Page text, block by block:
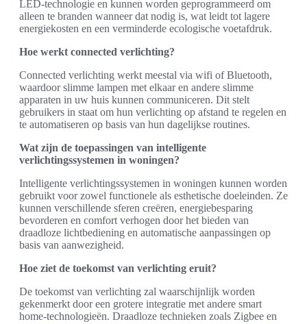
LED-technologie en kunnen worden geprogrammeerd om
alleen te branden wanneer dat nodig is, wat leidt tot lagere
energiekosten en een verminderde ecologische voetafdruk.
Hoe werkt connected verlichting?
Connected verlichting werkt meestal via wifi of Bluetooth,
waardoor slimme lampen met elkaar en andere slimme
apparaten in uw huis kunnen communiceren. Dit stelt
gebruikers in staat om hun verlichting op afstand te regelen en
te automatiseren op basis van hun dagelijkse routines.
Wat zijn de toepassingen van intelligente
verlichtingssystemen in woningen?
Intelligente verlichtingssystemen in woningen kunnen worden
gebruikt voor zowel functionele als esthetische doeleinden. Ze
kunnen verschillende sferen creëren, energiebesparing
bevorderen en comfort verhogen door het bieden van
draadloze lichtbediening en automatische aanpassingen op
basis van aanwezigheid.
Hoe ziet de toekomst van verlichting eruit?
De toekomst van verlichting zal waarschijnlijk worden
gekenmerkt door een grotere integratie met andere smart
home-technologieën. Draadloze technieken zoals Zigbee en